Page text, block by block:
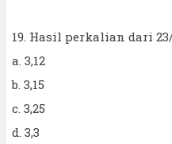
19. Hasil perkalian dari 23/
a. 3,12
b. 3,15
c. 3,25
d. 3,3